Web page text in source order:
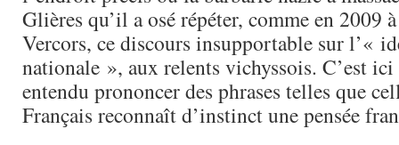
Glières qu’il a osé répéter, comme en 2009
Vercors, ce discours insupportable sur l’«
nationale », aux relents vichyssois. C’est ici
entendu prononcer des phrases telles que
Français reconnaît d’instinct une pensée